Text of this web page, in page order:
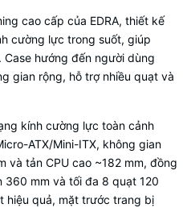
cao cấp của EDRA, thiết kế
cường lực trong suốt, giúp
hướng đến người dùng
gian rộng, hỗ trợ nhiều quạt và
kính cường lực toàn cảnh
ATX/Mini-ITX, không gian
và tản CPU cao ~182 mm, đồng
360 mm và tối đa 8 quạt 120
hiệu quả, mặt trước trang bị